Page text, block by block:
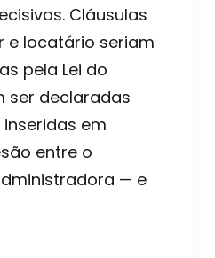
Cláusulas
e locatário seriam
pela Lei do
ser declaradas
em
entre o
— e